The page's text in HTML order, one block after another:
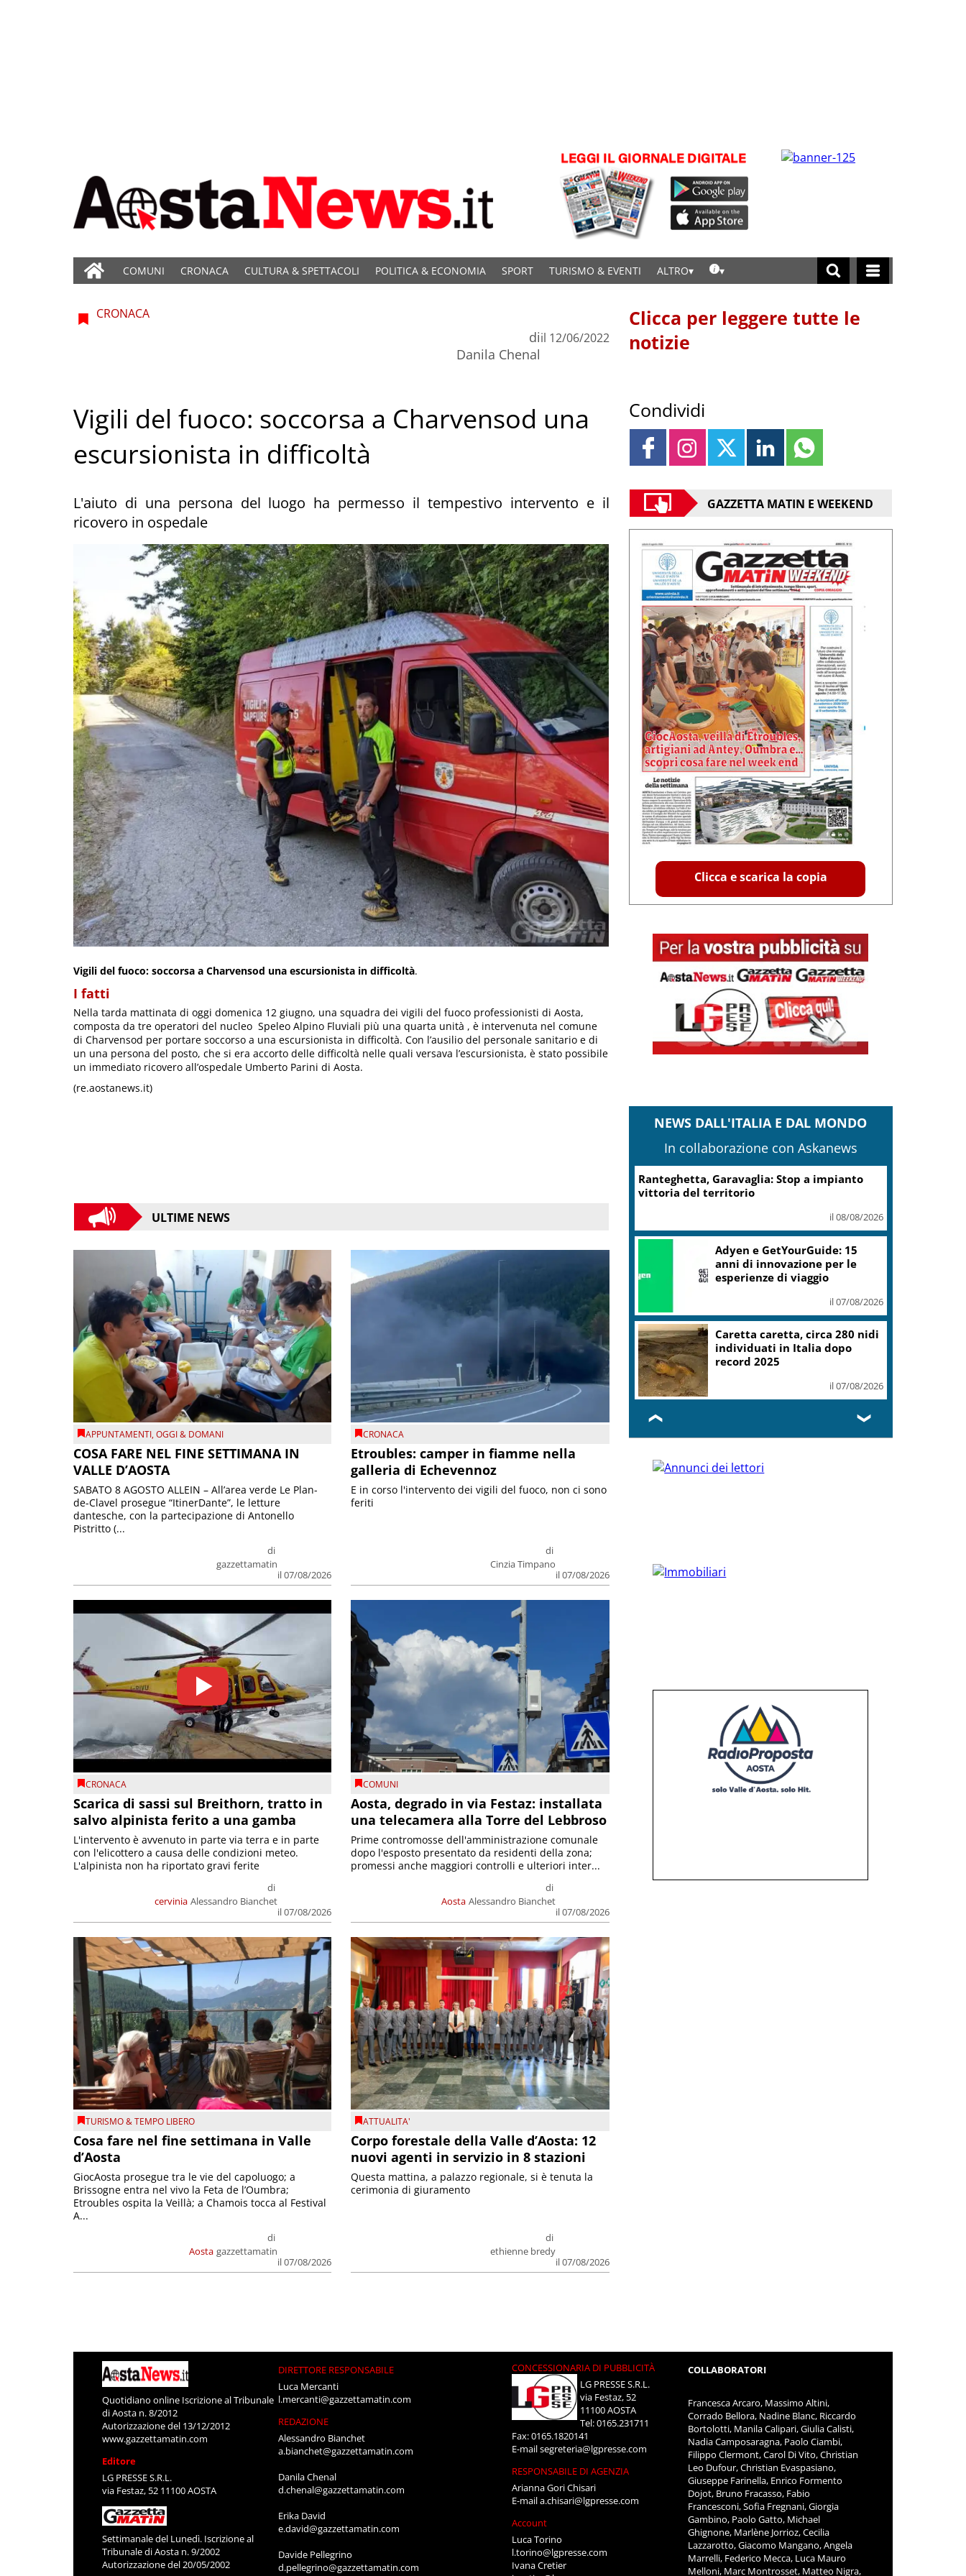
COMUNI CRONACA CULTURA & SPETTACOLI POLITICA & ECONOMIA SPORT TURISMO & EVENTI ALTRO
CRONACA
di
Danila Chenal
il 12/06/2022
Vigili del fuoco: soccorsa a Charvensod una
escursionista in difficoltà
L'aiuto di una persona del luogo ha permesso il tempestivo intervento e il
ricovero in ospedale
Vigili del fuoco: soccorsa a Charvensod una escursionista in difficoltà.
I fatti
Nella tarda mattinata di oggi domenica 12 giugno, una squadra dei vigili del fuoco professionisti di Aosta,
composta da tre operatori del nucleo Speleo Alpino Fluviali più una quarta unità , è intervenuta nel comune
di Charvensod per portare soccorso a una escursionista in difficoltà. Con l’ausilio del personale sanitario e di
un una persona del posto, che si era accorto delle difficoltà nelle quali versava l’escursionista, è stato possibile
un immediato ricovero all’ospedale Umberto Parini di Aosta.
(re.aostanews.it)
ULTIME NEWS
APPUNTAMENTI,OGGI & DOMANI
COSA FARE NEL FINE SETTIMANA IN
VALLE D’AOSTA
di
gazzettamatin
il 07/08/2026
SABATO 8 AGOSTO ALLEIN – All’area verde Le Plan-
de-Clavel prosegue “ItinerDante”, le letture
dantesche, con la partecipazione di Antonello
Pistritto (...
CRONACA
Etroubles: camper in fiamme nella
galleria di Echevennoz
di
Cinzia Timpano
il 07/08/2026
E in corso l'intervento dei vigili del fuoco, non ci sono
feriti
CRONACA
Scarica di sassi sul Breithorn, tratto in
salvo alpinista ferito a una gamba
cervinia
di
Alessandro Bianchet
il 07/08/2026
L'intervento è avvenuto in parte via terra e in parte
con l'elicottero a causa delle condizioni meteo.
L'alpinista non ha riportato gravi ferite
COMUNI
Aosta, degrado in via Festaz: installata
una telecamera alla Torre del Lebbroso
Aosta
di
Alessandro Bianchet
il 07/08/2026
Prime contromosse dell'amministrazione comunale
dopo l'esposto presentato da residenti della zona;
promessi anche maggiori controlli e ulteriori inter...
TURISMO & TEMPO LIBERO
Cosa fare nel fine settimana in Valle
d’Aosta
Aosta
di
gazzettamatin
il 07/08/2026
GiocAosta prosegue tra le vie del capoluogo; a
Brissogne entra nel vivo la Feta de l’Oumbra;
Etroubles ospita la Veillà; a Chamois tocca al Festival
A...
ATTUALITA'
Corpo forestale della Valle d’Aosta: 12
nuovi agenti in servizio in 8 stazioni
di
ethienne bredy
il 07/08/2026
Questa mattina, a palazzo regionale, si è tenuta la
cerimonia di giuramento
Clicca per leggere tutte le
notizie
Condividi
GAZZETTA MATIN E WEEKEND
Clicca e scarica la copia
NEWS DALL'ITALIA E DAL MONDO
In collaborazione con Askanews
Ranteghetta, Garavaglia: Stop a impianto
vittoria del territorio
il 08/08/2026
Adyen e GetYourGuide: 15
anni di innovazione per le
esperienze di viaggio
il 07/08/2026
Caretta caretta, circa 280 nidi
individuati in Italia dopo
record 2025
il 07/08/2026
❮ ❯
Quotidiano online Iscrizione al Tribunale
di Aosta n. 8/2012
Autorizzazione del 13/12/2012
www.gazzettamatin.com
Editore
LG PRESSE S.R.L.
via Festaz, 52 11100 AOSTA
Settimanale del Lunedì. Iscrizione al
Tribunale di Aosta n. 9/2002
Autorizzazione del 20/05/2002
DIRETTORE RESPONSABILE
Luca Mercanti
l.mercanti@gazzettamatin.com
REDAZIONE
Alessandro Bianchet
a.bianchet@gazzettamatin.com
Danila Chenal
d.chenal@gazzettamatin.com
Erika David
e.david@gazzettamatin.com
Davide Pellegrino
d.pellegrino@gazzettamatin.com
CONCESSIONARIA DI PUBBLICITÀ
LG PRESSE S.R.L.
via Festaz, 52
11100 AOSTA
Tel: 0165.231711
Fax: 0165.1820141
E-mailsegreteria@lgpresse.com
RESPONSABILE DI AGENZIA
Arianna Gori Chisari
E-maila.chisari@lgpresse.com
Account
Luca Torino
l.torino@lgpresse.com
Ivana Cretier
COLLABORATORI
Francesca Arcaro, Massimo Altini,
Corrado Bellora, Nadine Blanc, Riccardo
Bortolotti, Manila Calipari, Giulia Calisti,
Nadia Camposaragna, Paolo Ciambi,
Filippo Clermont, Carol Di Vito, Christian
Leo Dufour, Christian Evaspasiano,
Giuseppe Farinella, Enrico Formento
Dojot, Bruno Fracasso, Fabio
Francesconi, Sofia Fregnani, Giorgia
Gambino, Paolo Gatto, Michael
Ghignone, Marlène Jorrioz, Cecilia
Lazzarotto, Giacomo Mangano, Angela
Marrelli, Federico Mecca, Luca Mauro
Melloni, Marc Montrosset, Matteo Nigra,